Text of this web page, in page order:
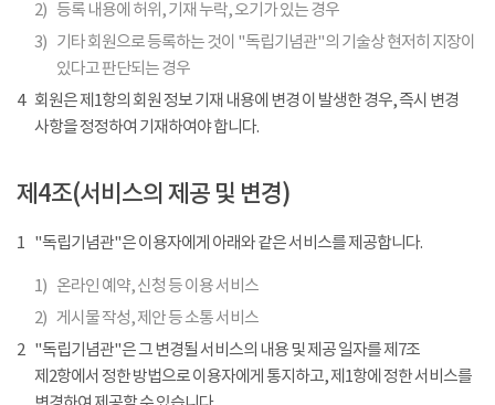
2) 등록 내용에 허위, 기재 누락, 오기가 있는 경우
3) 기타 회원으로 등록하는 것이 "독립기념관"의 기술상 현저히 지장이
있다고 판단되는 경우
4
회원은 제1항의 회원 정보 기재 내용에 변경 이 발생한 경우, 즉시 변경
사항을 정정하여 기재하여야 합니다.
제4조(서비스의 제공 및 변경)
1 "독립기념관"은 이용자에게 아래와 같은 서비스를 제공합니다.
1) 온라인 예약, 신청 등 이용 서비스
2) 게시물 작성, 제안 등 소통 서비스
2 "독립기념관"은 그 변경될 서비스의 내용 및 제공 일자를 제7조
제2항에서 정한 방법으로 이용자에게 통지하고, 제1항에 정한 서비스를